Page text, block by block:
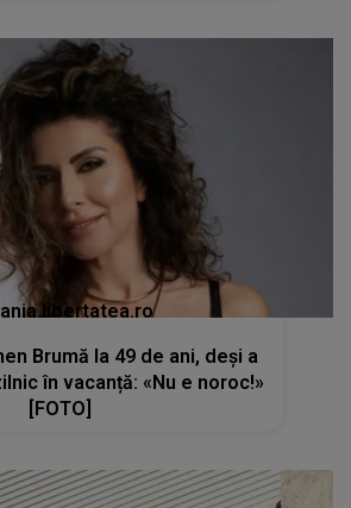
Brumă la 49 de ani, deși a
în vacanță: «Nu e noroc!»
[FOTO]